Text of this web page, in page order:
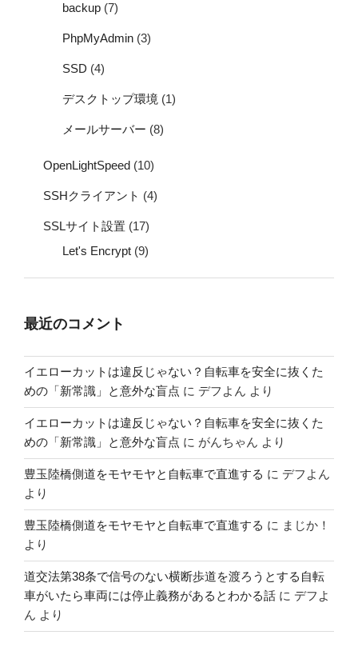
backup (7)
PhpMyAdmin (3)
SSD (4)
デスクトップ環境 (1)
メールサーバー (8)
OpenLightSpeed (10)
SSHクライアント (4)
SSLサイト設置 (17)
Let's Encrypt (9)
最近のコメント
イエローカットは違反じゃない？自転車を安全に抜くた
めの「新常識」と意外な盲点 に デフよん より
イエローカットは違反じゃない？自転車を安全に抜くた
めの「新常識」と意外な盲点 に がんちゃん より
豊玉陸橋側道をモヤモヤと自転車で直進する に デフよん
より
豊玉陸橋側道をモヤモヤと自転車で直進する に まじか！
より
道交法第38条で信号のない横断歩道を渡ろうとする自転
車がいたら車両には停止義務があるとわかる話 に デフよ
ん より